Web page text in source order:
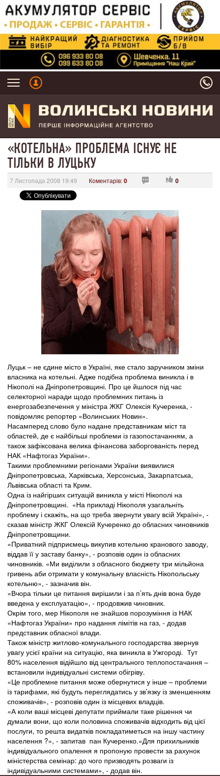
«КОТЕЛЬНА» ПРОБЛЕМА ІСНУЄ НЕ
ТІЛЬКИ В ЛУЦЬКУ
7 Листопада 2008 19:49 Коментарів:0 0
Луцьк – не єдине місто в Україні, яке стало заручником зміни
власника на котельні. Адже подібна проблема виникла і в
Нікополі на Дніпропетровщині. Про це йшлося під час
селекторної наради щодо проблемних питань із
енергозабезпечення у міністра ЖКГ Олексія Кучеренка, -
повідомляє репортер «Волинських Новин».
Насамперед слово було надане представникам міст та
областей, де є найбільші проблеми із газопостачанням, а
також зафіксована велика фінансова заборгованість перед
НАК «Нафтогаз України».
Такими проблемними регіонами України виявилися
Дніпропетровська, Харківська, Херсонська, Закарпатська,
Львівська області та Крим.
Одна із найгірших ситуацій виникла у місті Нікополі на
Дніпропетровщині. «На прикладі Нікополя узагальніть
проблему і скажіть, на що треба звернути увагу всій Україні», -
сказав міністр ЖКГ Олексій Кучеренко до обласних чиновників
Дніпропетровщини.
«Приватний підприємець викупив котельню кранового заводу,
віддав її у заставу банку», - розповів один із обласних
чиновників. «Ми виділили з обласного бюджету три мільйона
гривень аби отримати у комунальну власність Нікопольську
котельню», - зазначив він.
«Вчора тільки це питання вирішили і за п’ять днів вона буде
введена у експлуатацію», - продовжив чиновник.
Окрім того, мер Нікополя не знайшов порозуміння із НАК
«Нафтогаз України» про надання лімітів на газ, - додав
представник обласної влади.
Також міністр житлово-комунального господарства звернув
увагу усієї країни на ситуацію, яка виникла в Ужгороді. Тут
80% населення відійшло від центрального теплопостачання –
встановили індивідуальні системи обігріву.
«Це проблемне питання може обернутися у інше – проблеми
із тарифами, які будуть переглядатись у зв’язку із зменшенням
споживачів», - розповів один із місцевих владців.
«А коли ваші місцеві депутати приймали таке рішення чи
думали вони, що коли половина споживачів відходить від цієї
послуги, то решта видатків покладатиметься на іншу частину
населення ?», - запитав пан Кучеренко.«Для прихильників
індивідуального опалення я пропоную провести за рахунок
міністерства семінар: до чого призводять розваги із
індивідуальними системами», - додав він.